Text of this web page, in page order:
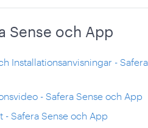
Sense och App
Installationsanvisningar -
- Safera Sense och App
- Safera Sense och App